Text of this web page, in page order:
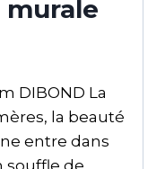
DIBOND La
la beauté
entre dans
souffle de